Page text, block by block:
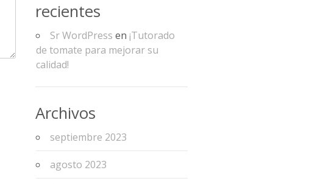
recientes
Sr WordPress en ¡Tutorado
de tomate para mejorar su
calidad!
Archivos
septiembre 2023
agosto 2023